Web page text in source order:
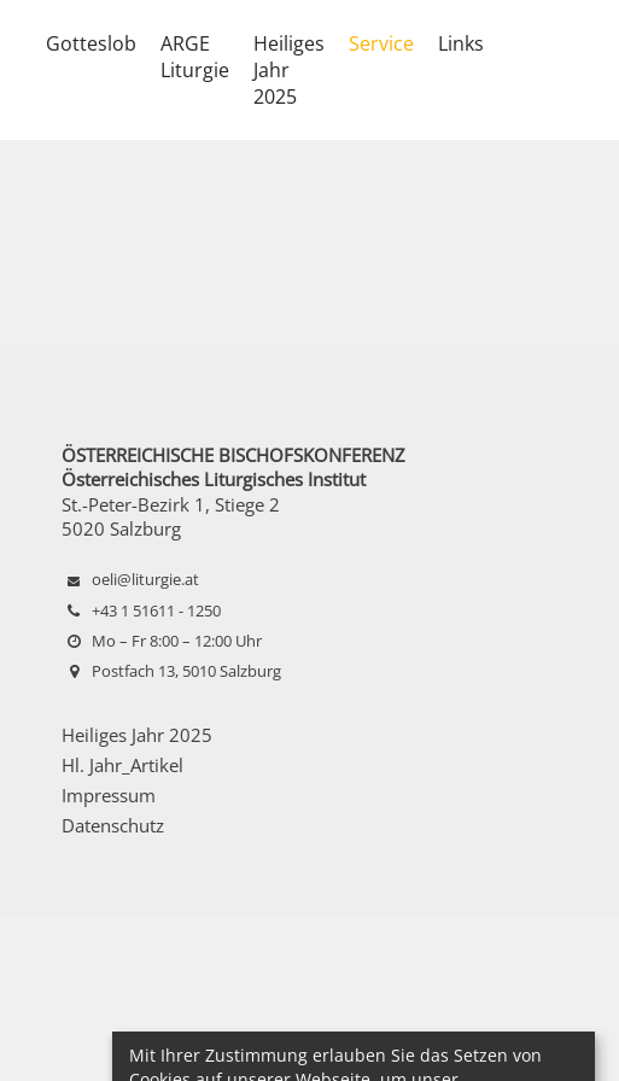
Gotteslob
ARGE
Liturgie
Heiliges
Jahr
2025
Service Links
ÖSTERREICHISCHE BISCHOFSKONFERENZ
Österreichisches Liturgisches Institut
St.-Peter-Bezirk 1, Stiege 2
5020 Salzburg
oeli@liturgie.at
+43 1 51611 - 1250
Mo – Fr 8:00 – 12:00 Uhr
Postfach 13, 5010 Salzburg
Heiliges Jahr 2025
Hl. Jahr_Artikel
Impressum
Datenschutz
Mit Ihrer Zustimmung erlauben Sie das Setzen von